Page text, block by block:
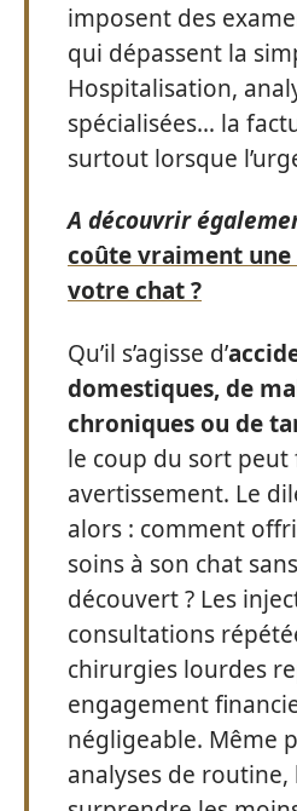
imposent des
qui dépassent la
Hospitalisation,
spécialisées… la
surtout lorsque
A découvrir
coûte vraiment une
votre chat ?
Qu’il s’agisse d’
domestiques, de
chroniques ou de
le coup du sort peut
avertissement. Le
alors : comment
soins à son chat
découvert ? Les
consultations
chirurgies lourdes
engagement
négligeable. Même
analyses de